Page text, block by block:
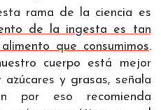
rama de la ciencia es
de la ingesta es tan
que consumimos.
cuerpo está mejor
y grasas, señala
por eso recomienda